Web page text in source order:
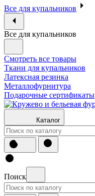
Все для купальников
Все для купальников
Смотреть все товары
Ткани для купальников
Латексная резинка
Металлофурнитура
Подарочные сертификаты
Каталог
Поиск